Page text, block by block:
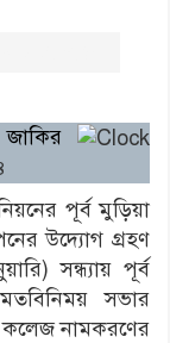
পূর্ব মুড়িয়া
উদ্যোগ গ্রহণ
সন্ধ্যায় পূর্ব
সভার
কলেজ নামকরণের